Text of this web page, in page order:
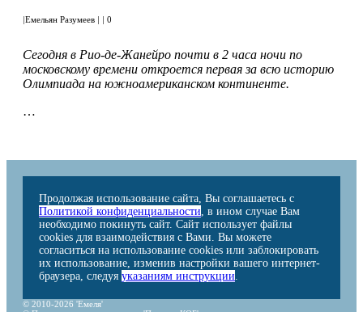
|Емельян Разумеев | | 0
Сегодня в Рио-де-Жанейро почти в 2 часа ночи по
московскому времени откроется первая за всю историю
Олимпиада на южноамериканском континенте.
…
Продолжая использование сайта, Вы соглашаетесь с
Политикой конфиденциальности , в ином случае Вам
необходимо покинуть сайт. Сайт использует файлы
cookies для взаимодействия с Вами. Вы можете
согласиться на использование cookies или заблокировать
их использование, изменив настройки вашего интернет-
браузера, следуя указаниям инструкции
© 2010-2026 'Емеля'